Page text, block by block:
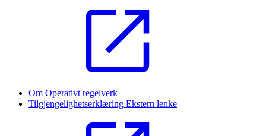
Om Operativt regelverk
Tilgjengelighetserklæring Ekstern lenke